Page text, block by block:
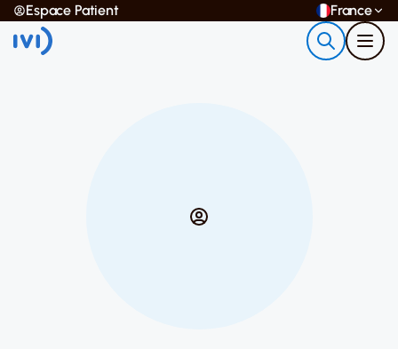
Espace Patient France